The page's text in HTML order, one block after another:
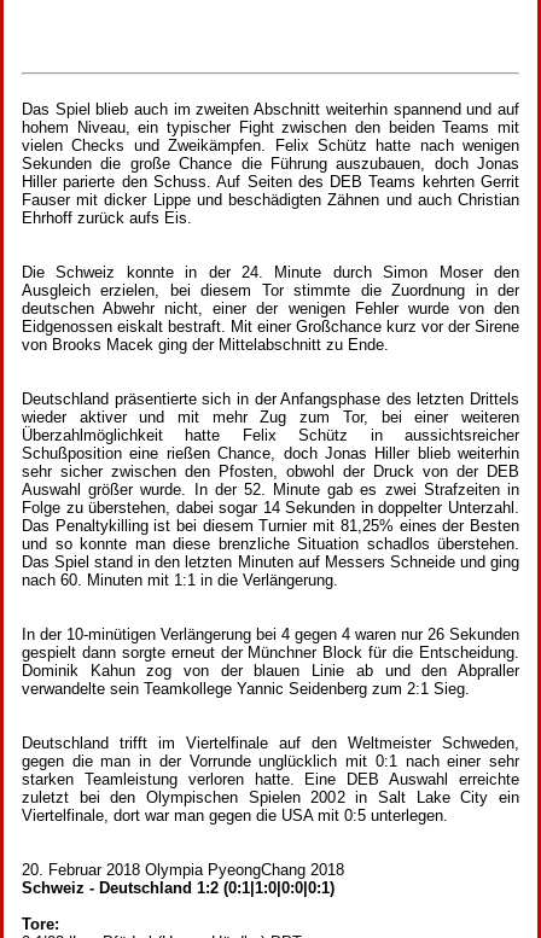
Das Spiel blieb auch im zweiten Abschnitt weiterhin spannend und auf
hohem Niveau, ein typischer Fight zwischen den beiden Teams mit
vielen Checks und Zweikämpfen. Felix Schütz hatte nach wenigen
Sekunden die große Chance die Führung auszubauen, doch Jonas
Hiller parierte den Schuss. Auf Seiten des DEB Teams kehrten Gerrit
Fauser mit dicker Lippe und beschädigten Zähnen und auch Christian
Ehrhoff zurück aufs Eis.
Die Schweiz konnte in der 24. Minute durch Simon Moser den
Ausgleich erzielen, bei diesem Tor stimmte die Zuordnung in der
deutschen Abwehr nicht, einer der wenigen Fehler wurde von den
Eidgenossen eiskalt bestraft. Mit einer Großchance kurz vor der Sirene
von Brooks Macek ging der Mittelabschnitt zu Ende.
Deutschland präsentierte sich in der Anfangsphase des letzten Drittels
wieder aktiver und mit mehr Zug zum Tor, bei einer weiteren
Überzahlmöglichkeit hatte Felix Schütz in aussichtsreicher
Schußposition eine rießen Chance, doch Jonas Hiller blieb weiterhin
sehr sicher zwischen den Pfosten, obwohl der Druck von der DEB
Auswahl größer wurde. In der 52. Minute gab es zwei Strafzeiten in
Folge zu überstehen, dabei sogar 14 Sekunden in doppelter Unterzahl.
Das Penaltykilling ist bei diesem Turnier mit 81,25% eines der Besten
und so konnte man diese brenzliche Situation schadlos überstehen.
Das Spiel stand in den letzten Minuten auf Messers Schneide und ging
nach 60. Minuten mit 1:1 in die Verlängerung.
In der 10-minütigen Verlängerung bei 4 gegen 4 waren nur 26 Sekunden
gespielt dann sorgte erneut der Münchner Block für die Entscheidung.
Dominik Kahun zog von der blauen Linie ab und den Abpraller
verwandelte sein Teamkollege Yannic Seidenberg zum 2:1 Sieg.
Deutschland trifft im Viertelfinale auf den Weltmeister Schweden,
gegen die man in der Vorrunde unglücklich mit 0:1 nach einer sehr
starken Teamleistung verloren hatte. Eine DEB Auswahl erreichte
zuletzt bei den Olympischen Spielen 2002 in Salt Lake City ein
Viertelfinale, dort war man gegen die USA mit 0:5 unterlegen.
20. Februar 2018 Olympia PyeongChang 2018
Schweiz - Deutschland 1:2 (0:1|1:0|0:0|0:1)
Tore: